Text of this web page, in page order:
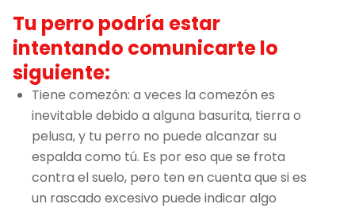
Tu perro podría estar
intentando comunicarte lo
siguiente:
Tiene comezón: a veces la comezón es
inevitable debido a alguna basurita, tierra o
pelusa, y tu perro no puede alcanzar su
espalda como tú. Es por eso que se frota
contra el suelo, pero ten en cuenta que si es
un rascado excesivo puede indicar algo